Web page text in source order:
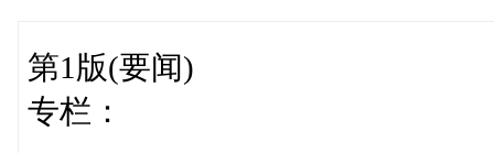
第1版(要闻)
专栏：